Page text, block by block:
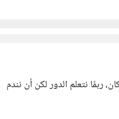
ربمًا نتعلم الدور لكن أن نندم